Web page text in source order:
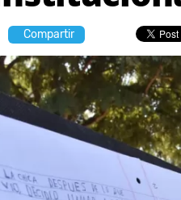
Compartir